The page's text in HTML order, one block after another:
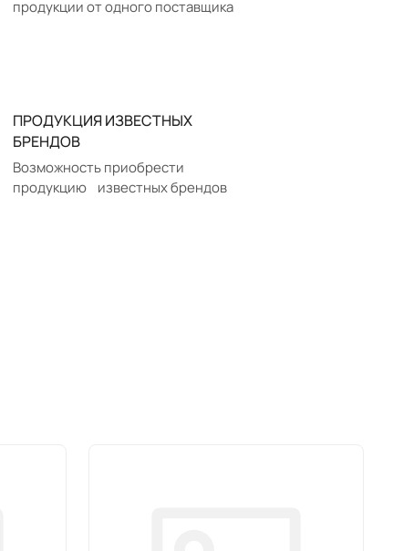
продукции от одного поставщика
ПРОДУКЦИЯ ИЗВЕСТНЫХ
БРЕНДОВ
Возможность приобрести
продукцию известных брендов